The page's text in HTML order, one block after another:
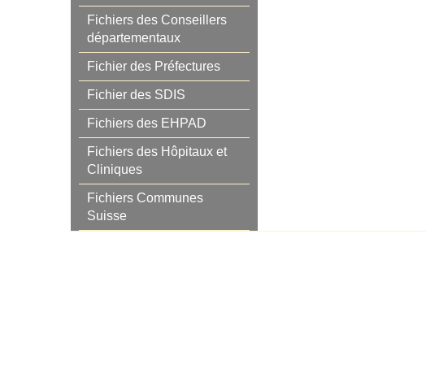
Fichiers des Conseillers
départementaux
Fichier des Préfectures
Fichier des SDIS
Fichiers des EHPAD
Fichiers des Hôpitaux et
Cliniques
Fichiers Communes
Suisse